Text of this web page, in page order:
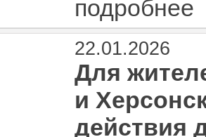
подробнее
22.01.2026
Для
и
действия